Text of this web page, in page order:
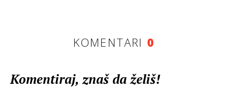
KOMENTARI 0
Komentiraj, znaš da želiš!